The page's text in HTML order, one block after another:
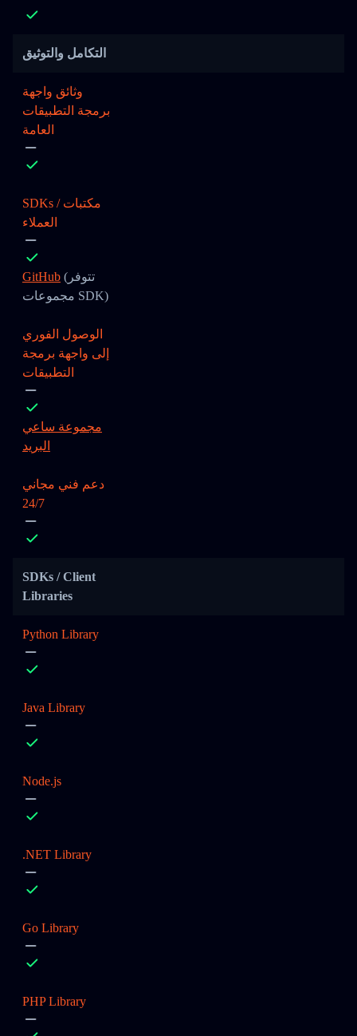
التكامل والتوثيق
وثائق واجهة
برمجة التطبيقات
العامة
SDKs / مكتبات
العملاء
GitHub (تتوفر
مجموعات SDK)
الوصول الفوري
إلى واجهة برمجة
التطبيقات
مجموعة ساعي
البريد
دعم فني مجاني
24/7
SDKs / Client
Libraries
Python Library
Java Library
Node.js
.NET Library
Go Library
PHP Library